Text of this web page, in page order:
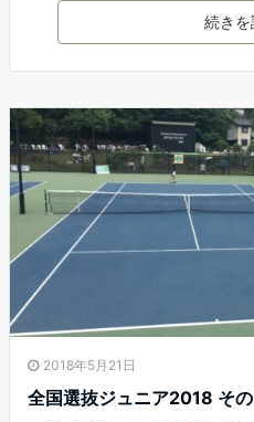
続きを
2018年5月21日
全国選抜ジュニア2018 その